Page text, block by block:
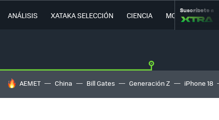
ANÁLISIS XATAKA SELECCIÓN CIENCIA MOVILIDAD
Suscríbete a
HOY SE HABLA DE
AEMET China Bill Gates Generación Z iPhone 18